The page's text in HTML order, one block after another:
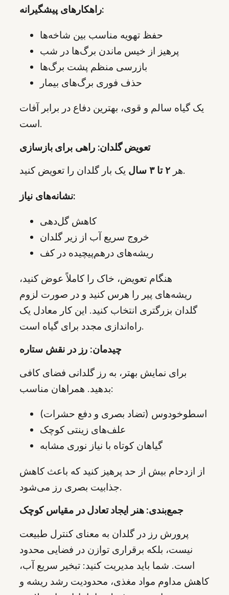
راهکارهای پیشگیرانه:
حفظ تهویه مناسب بین شاخه‌ها
پرهیز از خیس ماندن برگ‌ها در شب
بازرسی منظم پشت برگ‌ها
حذف فوری برگ‌های بیمار
یک گیاه سالم و قوی، بهترین دفاع در برابر آفات
است.
تعویض گلدان: راهی برای بازسازی
هر ۲ تا ۳ سال یک بار گلدان را تعویض کنید.
نشانه‌های نیاز:
کاهش گل‌دهی
خروج سریع آب از زیر گلدان
ریشه‌های درهم‌پیچیده در کف
هنگام تعویض، خاک را کاملاً عوض کنید،
ریشه‌های پیر را هرس کنید و در صورت لزوم
گلدان بزرگتری انتخاب کنید. این کار معادل یک
راه‌اندازی مجدد برای گیاه است.
چیدمان: رز در نقش ستاره
برای نمایش بهتر، به رز گلدانی فضای کافی
بدهید. همراهان مناسب:
اسطوخودوس (تضاد بصری و دفع حشرات)
علف‌های زینتی کوچک
گیاهان کوتاه با نیاز نوری مشابه
از ازدحام بیش از حد پرهیز کنید که باعث کاهش
جذابیت بصری رز می‌شود.
جمع‌بندی: هنر ایجاد تعادل در مقیاس کوچک
پرورش رز در گلدان به معنای کنترل طبیعت
نیست، بلکه برقراری توازن در فضایی محدود
است. شما باید مدیریت کنید: تبخیر سریع آب،
کاهش مداوم مواد مغذی، محدودیت رشد ریشه و